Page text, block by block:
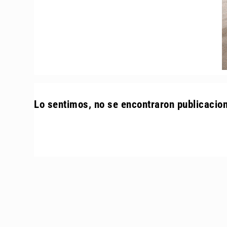
Lo sentimos, no se encontraron